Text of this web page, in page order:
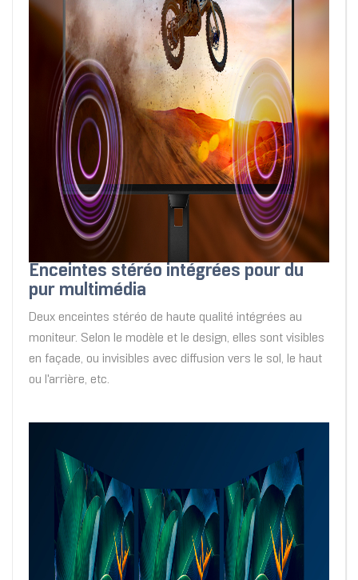
Enceintes stéréo intégrées pour du
pur multimédia
Deux enceintes stéréo de haute qualité intégrées au
moniteur. Selon le modèle et le design, elles sont visibles
en façade, ou invisibles avec diffusion vers le sol, le haut
ou l'arrière, etc.